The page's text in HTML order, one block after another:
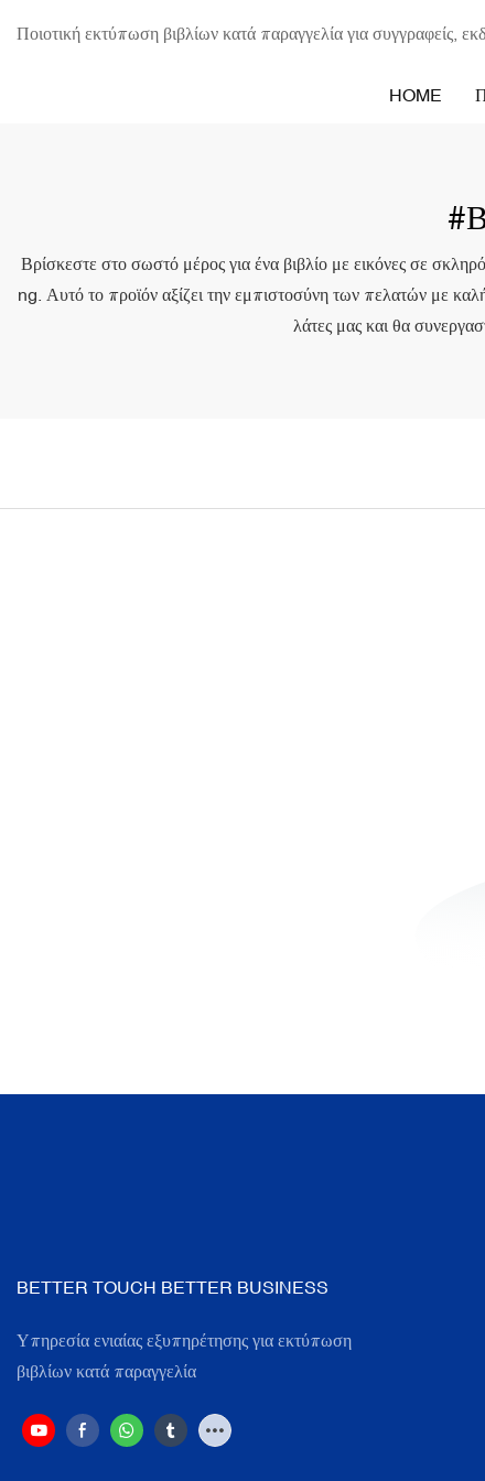
Ποιοτική εκτύπωση βιβλίων κατά παραγγελία για συγγραφείς,
HOME
Βρίσκεστε στο σωστό μέρος για ένα βιβλίο με εικόνες σε
ng. Αυτό το προϊόν αξίζει την εμπιστοσύνη των πελατών με
λάτες μας και θα
BETTER TOUCH BETTER BUSINESS
Υπηρεσία ενιαίας εξυπηρέτησης για εκτύπωση
βιβλίων κατά παραγγελία